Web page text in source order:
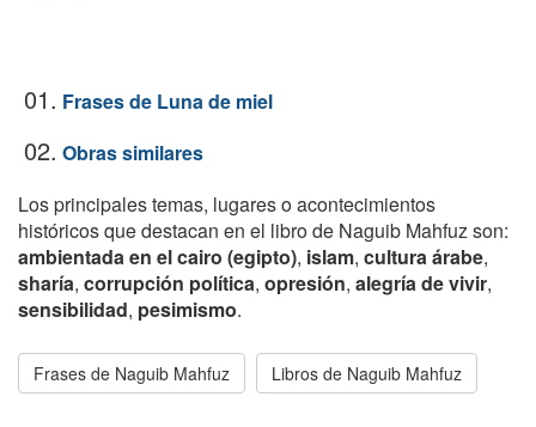
01. Frases de Luna de miel
02. Obras similares
Los principales temas, lugares o acontecimientos
históricos que destacan en el libro de Naguib Mahfuz son:
ambientada en el cairo (egipto), islam, cultura árabe,
sharía, corrupción política, opresión, alegría de vivir,
sensibilidad, pesimismo.
Frases de Naguib Mahfuz Libros de Naguib Mahfuz